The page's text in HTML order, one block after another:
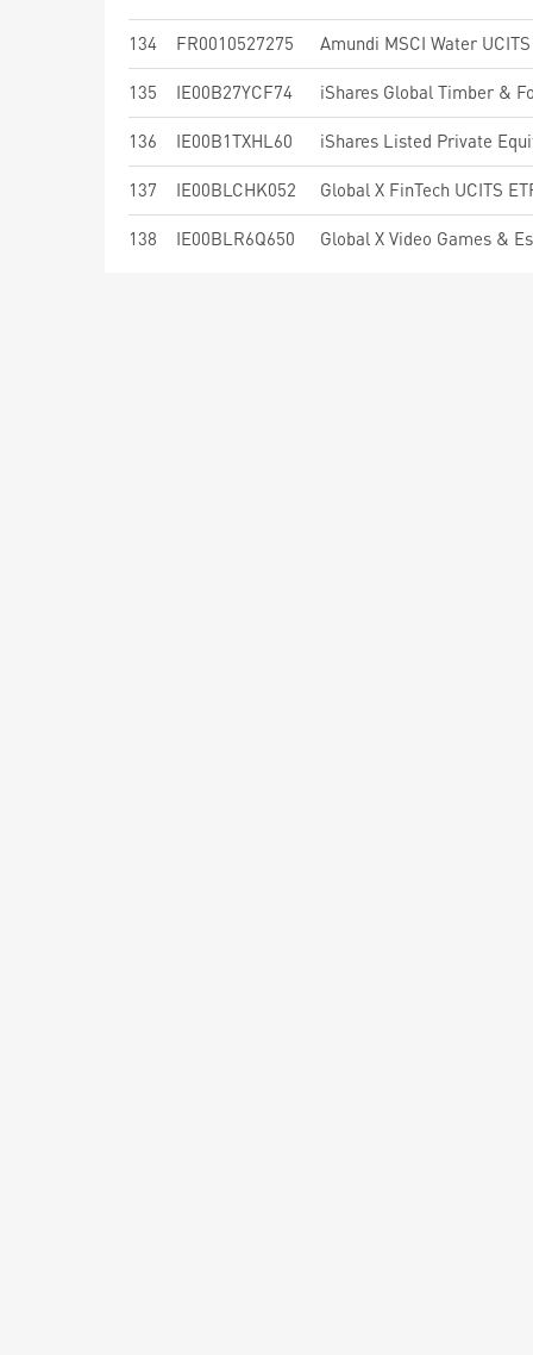
134 FR0010527275 Amundi MSCI Water
135 IE00B27YCF74 iShares Global Timber &
136 IE00B1TXHL60 iShares Listed Private
137 IE00BLCHK052 Global X FinTech UCITS
138 IE00BLR6Q650 Global X Video Games &